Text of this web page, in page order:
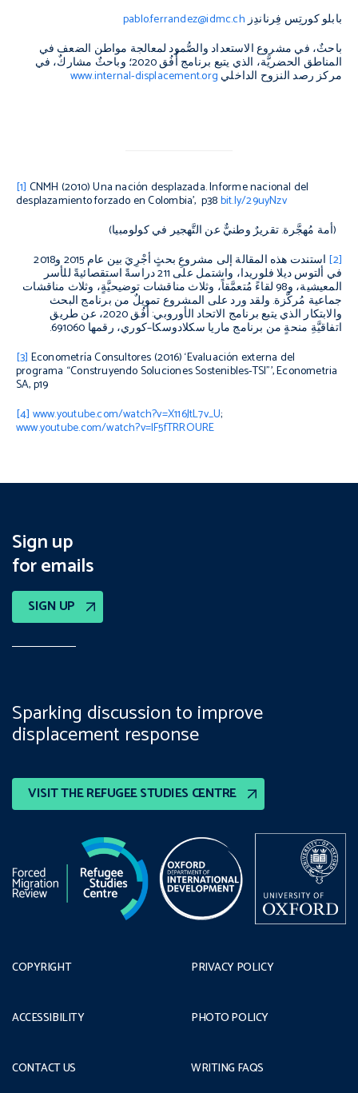
بابلو كورتِس فِرناندِزpablo.ferrandez@idmc.ch
باحثٌ، في مشروع الاستعداد والصُّمود لمعالجة مواطن الضعف في
المناطق الحضريَّة، الذي يتبع برنامج أُفُق2020؛ وباحثٌ مشاركٌ، في
مركز رصد النزوح الداخلي www.internal-displacement.org
[1] CNMH (2010)Una nación desplazada.Informe nacional del
desplazamiento forzado en Colombia’, p38bit.ly/29uyNzv
(أمة مُهجَّرة. تقريرٌ وطنيٌّ عن التَّهجير في كولومبيا)
[2] استندت هذه المقالة إلى مشروعِ بحثٍ أجْرِيَ بين عام 2015 و2018
في ألتوس ديلا فلوريدا، واشتمل على 211دراسةً استقصائيةً للأسر
المعيشية، و98لقاءً مُتعمَّقاً، وثلاث مناقشات توضيحيَّةٍ، وثلاث مناقشات
جماعية مُركَّزة. ولقد ورد على المشروع تمويلٌ من برنامج البحث
والابتكار الذي يتبع برنامج الاتحاد الأوروبي: أُفُق2020، عن طريق
اتفاقيَّةِ منحةٍ من برنامج ماريا سكلادوسكا–كوري، رقمها 691060.
[3] Econometría Consultores (2016) ‘Evaluación externa del
programa “Construyendo Soluciones Sostenibles-TSI”’, Econometria
SA, p19
[4] www.youtube.com/watch?v=X116JtL7v_U;
www.youtube.com/watch?v=lF5fTRROURE
Sign up
for emails
SIGN UP
VISIT THE REFUGEE STUDIES CENTRE
Sparking discussion to improve
displacement response
COPYRIGHT
ACCESSIBILITY
CONTACT US
PRIVACY POLICY
PHOTO POLICY
WRITING FAQS